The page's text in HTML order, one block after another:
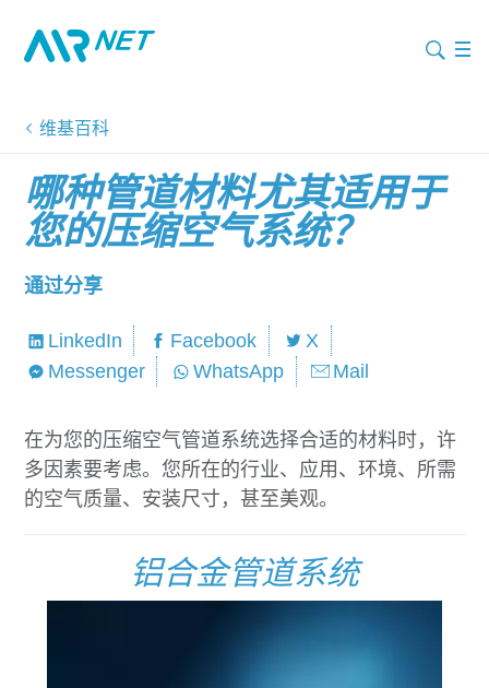
维基百科
哪种管道材料尤其适用于
您的压缩空气系统？
通过分享
LinkedIn Facebook
X
Messenger
WhatsApp Mail
在为您的压缩空气管道系统选择合适的材料时，许
多因素要考虑。您所在的行业、应用、环境、所需
的空气质量、安装尺寸，甚至美观。
铝合金管道系统